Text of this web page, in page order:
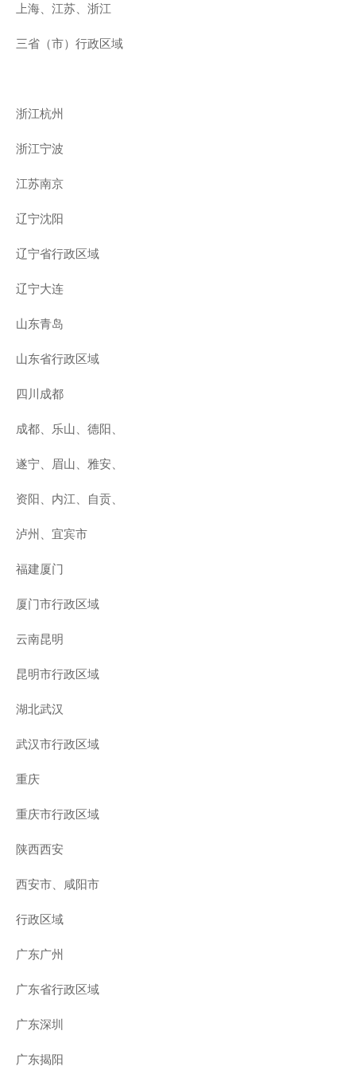
上海、江苏、浙江
三省（市）行政区域
浙江杭州
浙江宁波
江苏南京
辽宁沈阳
辽宁省行政区域
辽宁大连
山东青岛
山东省行政区域
四川成都
成都、乐山、德阳、
遂宁、眉山、雅安、
资阳、内江、自贡、
泸州、宜宾市
福建厦门
厦门市行政区域
云南昆明
昆明市行政区域
湖北武汉
武汉市行政区域
重庆
重庆市行政区域
陕西西安
西安市、咸阳市
行政区域
广东广州
广东省行政区域
广东深圳
广东揭阳